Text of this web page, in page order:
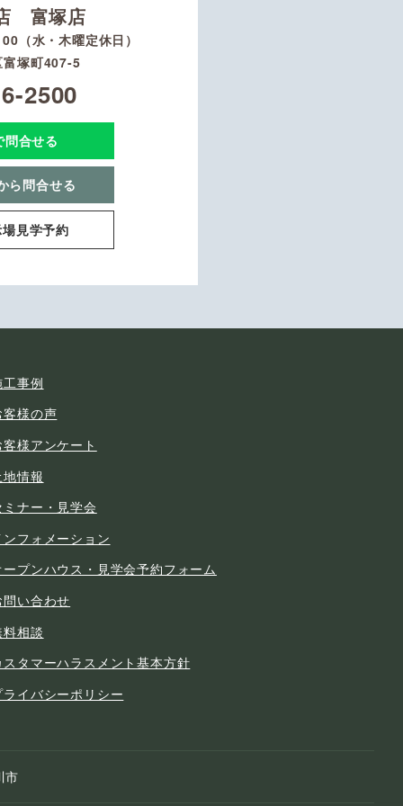
富塚店
（水・木曜定休日）
富塚町407-5
2500
合せる
ら問合せる
見学予約
工事例
客様の声
客様アンケート
地情報
ミナー・見学会
ンフォメーション
ープンハウス・見学会予約フォーム
問い合わせ
料相談
スタマーハラスメント基本方針
ライバシーポリシー
市